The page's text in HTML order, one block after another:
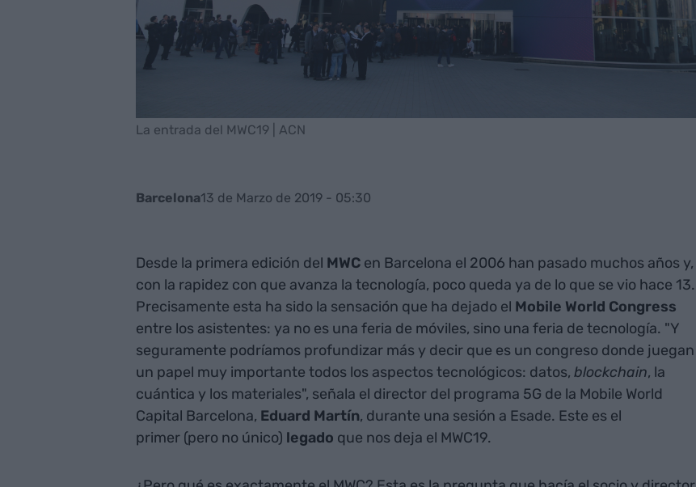
La entrada del MWC19 | ACN
Barcelona13 de Marzo de 2019 - 05:30
Desde la primera edición del MWCen Barcelona el 2006 han pasado muchos años y,
con la rapidez con que avanza la tecnología, poco queda ya de lo que se vio hace 13.
Precisamente esta ha sido la sensación que ha dejado el Mobile World Congress
entre los asistentes: ya no es una feria de móviles, sino una feria de tecnología. "Y
seguramente podríamos profundizar más y decir que es un congreso donde juegan
un papel muy importante todos los aspectos tecnológicos: datos, blockchain, la
cuántica y los materiales", señala el director del programa 5G de la Mobile World
Capital Barcelona, Eduard Martín, durante una sesión a Esade. Este es el
primer (pero no único) legado que nos deja el MWC19.